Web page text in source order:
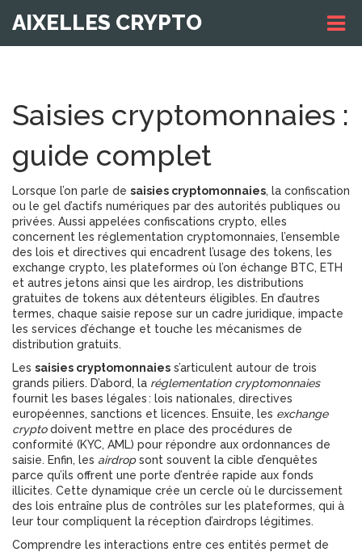
AIXELLES CRYPTO
Saisies cryptomonnaies :
guide complet
Lorsque l’on parle de saisies cryptomonnaies, la confiscation
ou le gel d’actifs numériques par des autorités publiques ou
privées. Aussi appelées confiscations crypto, elles
concernent les réglementation cryptomonnaies, l’ensemble
des lois et directives qui encadrent l’usage des tokens, les
exchange crypto, les plateformes où l’on échange BTC, ETH
et autres jetons ainsi que les airdrop, les distributions
gratuites de tokens aux détenteurs éligibles. En d’autres
termes, chaque saisie repose sur un cadre juridique, impacte
les services d’échange et touche les mécanismes de
distribution gratuits.
Les saisies cryptomonnaies s’articulent autour de trois
grands piliers. D’abord, la réglementation cryptomonnaies
fournit les bases légales : lois nationales, directives
européennes, sanctions et licences. Ensuite, les exchange
cryptodoivent mettre en place des procédures de
conformité (KYC, AML) pour répondre aux ordonnances de
saisie. Enfin, les airdropsont souvent la cible d’enquêtes
parce qu’ils offrent une porte d’entrée rapide aux fonds
illicites. Cette dynamique crée un cercle où le durcissement
des lois entraîne plus de contrôles sur les plateformes, qui à
leur tour compliquent la réception d’airdrops légitimes.
Comprendre les interactions entre ces entités permet de